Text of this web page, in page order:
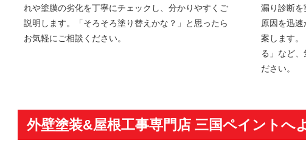
れや塗膜の劣化を丁寧にチェックし、分かりやすくご
説明します。「そろそろ塗り替えかな？」と思ったら
お気軽にご相談ください。
漏り診断を
原因を迅
案します
る」など、
ださい。
外壁塗装&屋根工事専門店 三国ペイントへ